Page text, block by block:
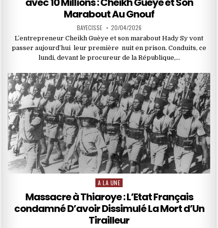
Marabout Au Gnouf
BAYECISSE 20/04/2026
L’entrepreneur Cheikh Guèye et son marabout Hady Sy vont
passer aujourd’hui leur première nuit en prison. Conduits, ce
lundi, devant le procureur de la République,…
Posted
A LA UNE
Massacre à Thiaroye : L’Etat Français
condamné D’avoir Dissimulé La Mort d’Un
Tirailleur